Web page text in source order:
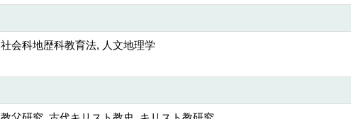
社会科地歴科教育法, 人文地理学